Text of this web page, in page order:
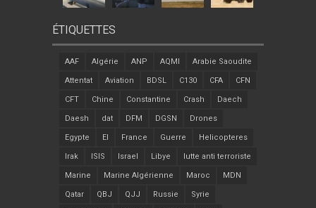
ÉTIQUETTES
AAF Algérie ANP AQMI Arabie Saoudite
Attentat Aviation BDSL C130 CFA CFN
CFT Chine Constantine Crash Daech
Daesh dat DFM DGSN Drones
Egypte EI France Guerre Helicopteres
Irak ISIS Israel Libye lutte anti terroriste
Marine Marine Algérienne Maroc MDN
Qatar QBJ QJJ Russie Syrie